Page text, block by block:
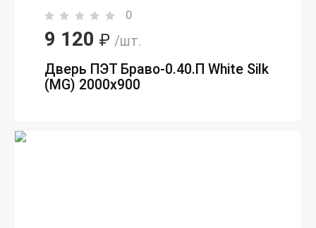
0
9 120 ₽ /шт.
Дверь ПЭТ Браво-0.40.П White Silk
(MG) 2000х900